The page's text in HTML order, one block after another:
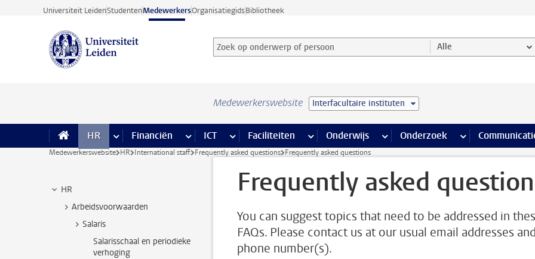
Ga direct naar de inhoud
Universiteit LeidenStudentenMedewerkersOrganisatiegidsBibliotheek
Zoek op onderwerp of persoon en selecteer categorie
Zoekterm Alle
Medewerkerswebsite Interfacultaire instituten
HR meer HR pagina’s
Financiën meer Financiën pagina’s
ICT meer ICT pagina’s
Faciliteiten meer Faciliteiten pagina’s
Onderwijs meer Onderwijs pagina’s
Onderzoek meer Onderzoek
Medewerkerswebsite HR International staff Frequently asked questions Frequently asked questions
HR
Arbeidsvoorwaarden
Salaris
Salarisschaal en periodieke
verhoging
Frequently asked
You can suggest topics that need to be addressed in
FAQs. Please contact us at our usual email addresses
phone number(s).